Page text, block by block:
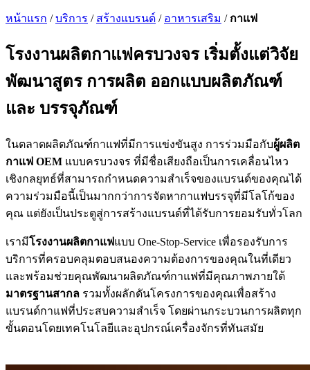
หน้าแรก /บริการ / สร้างแบรนด์ / อาหารเสริม / กาแฟ
โรงงานผลิตกาแฟครบวงจร เริ่มตั้งแต่วิจัย
พัฒนาสูตร การผลิต ออกแบบผลิตภัณฑ์
และ บรรจุภัณฑ์
ในตลาดผลิตภัณฑ์กาแฟที่มีการแข่งขันสูง การร่วมมือกับผู้ผลิต
กาแฟ OEM แบบครบวงจร ที่มีชื่อเสียงถือเป็นการเคลื่อนไหว
เชิงกลยุทธ์ที่สามารถกำหนดความสำเร็จของแบรนด์ของคุณได้
ความร่วมมือนี้เป็นมากกว่าการจัดหากาแฟบรรจุที่มีโลโก้ของ
คุณ แต่ยังเป็นประตูสู่การสร้างแบรนด์ที่ได้รับการยอมรับทั่วโลก
เรามีโรงงานผลิตกาแฟแบบ One-Stop-Service เพื่อรองรับการ
บริการที่ครอบคลุมตอบสนองความต้องการของคุณในที่เดียว
และพร้อมช่วยคุณพัฒนาผลิตภัณฑ์กาแฟที่มีคุณภาพภายใต้
มาตรฐานสากล รวมทั้งผลักดันโครงการของคุณเพื่อสร้าง
แบรนด์กาแฟที่ประสบความสำเร็จ โดยผ่านกระบวนการผลิตทุก
ขั้นตอนโดยเทคโนโลยีและอุปกรณ์เครื่องจักรที่ทันสมัย